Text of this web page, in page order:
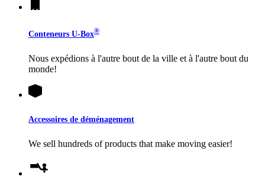
Conteneurs U-Box®
Nous expédions à l'autre bout de la ville et à l'autre bout du
monde!
Accessoires de déménagement
We sell hundreds of products that make moving easier!